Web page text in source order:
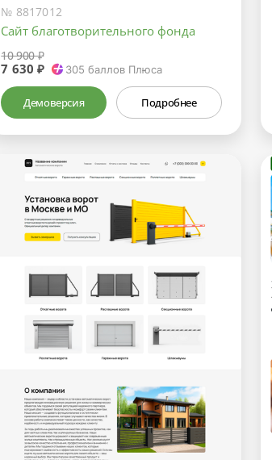
№ 8817012
Сайт благотворительного фонда
10 900 ₽
7 630 ₽ 305 баллов Плюса
Демоверсия Подробнее